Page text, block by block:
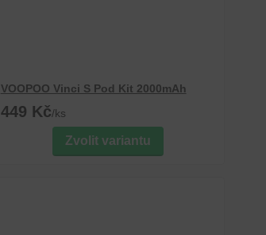
VOOPOO Vinci S Pod Kit 2000mAh
449 Kč/ks
Zvolit variantu